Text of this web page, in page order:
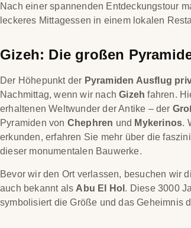
Nach einer spannenden Entdeckungstour
leckeres Mittagessen in einem lokalen
Gizeh: Die großen
Der Höhepunkt der Pyramiden Ausflug
Nachmittag, wenn wir nachGizeh fahren.
erhaltenen Weltwunder der Antike – der
Pyramiden von Chephren und Mykerinos.
erkunden, erfahren Sie mehr über die
dieser monumentalen Bauwerke.
Bevor wir den Ort verlassen, besuchen wir
auch bekannt als Abu El Hol . Diese 3000
symbolisiert die Größe und das Geheimnis